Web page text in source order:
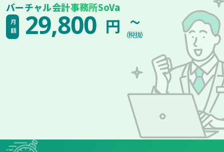
バーチャル会計事務所SoVa
月額 29,800 円 ~
（税抜）